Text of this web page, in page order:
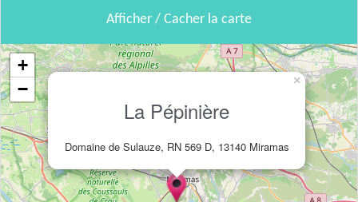
Afficher / Cacher la carte
La Pépinière
Domaine de Sulauze, RN 569 D, 13140 Miramas
×
+
−